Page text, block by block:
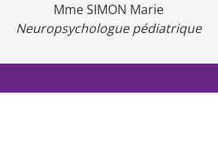
Mme SIMON Marie
Neuropsychologue pédiatrique